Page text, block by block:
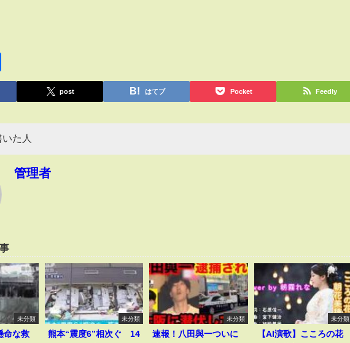
有
post はてブ Pocket Feedly
た人
管理者
未分類
命な救
未分類
熊本“震度6”相次ぐ 14
未分類
速報！八田與一ついに
未分類
【AI演歌】こころの花